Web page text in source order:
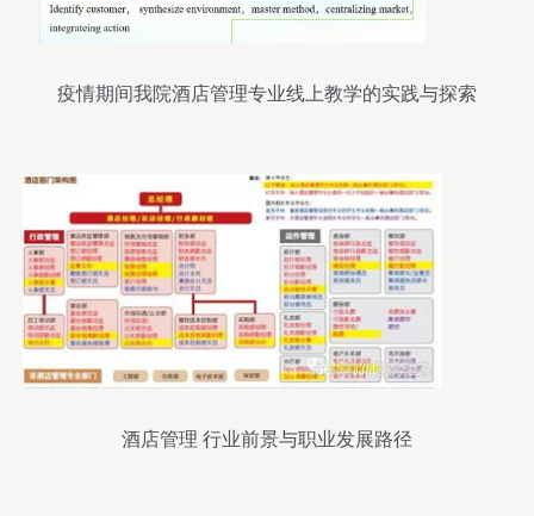
疫情期间我院酒店管理专业线上教学的实践与探索
酒店管理 行业前景与职业发展路径